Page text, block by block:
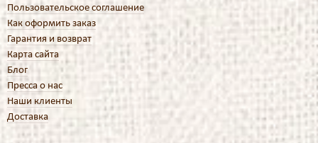
Пользовательское соглашение
Как оформить заказ
Гарантия и возврат
Карта сайта
Блог
Пресса о нас
Наши клиенты
Доставка